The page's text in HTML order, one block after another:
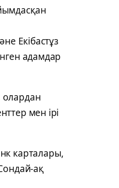
Екібастұз
адамдар
олардан
мен ірі
карталары,
ақ